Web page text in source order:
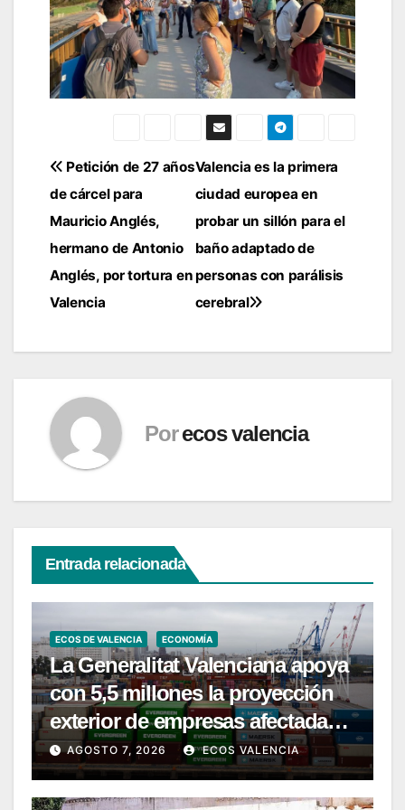
Navegación
de
entradas
Valencia es la primera
ciudad europea en
probar un sillón para el
baño adaptado de
personas con parálisis
cerebral
Petición de 27 años
de cárcel para
Mauricio Anglés,
hermano de Antonio
Anglés, por tortura en
Valencia
Por ecos valencia
Entrada relacionada
ECOS DE VALENCIA ECONOMÍA
La Generalitat Valenciana apoya
con 5,5 millones la proyección
exterior de empresas afectadas
por la DANA
AGOSTO 7, 2026 ECOS VALENCIA